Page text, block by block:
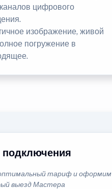
цифрового
изображение, живой
погружение в
подключения
тариф и оформим
выезд Мастера